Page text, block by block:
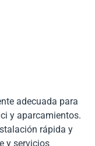
adecuada para
y aparcamientos.
rápida y
y servicios
e industrias
y